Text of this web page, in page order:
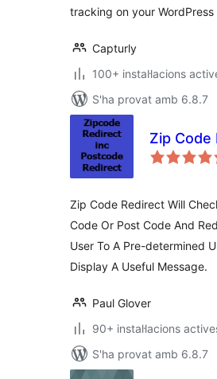
tracking on your WordPress
Capturly
100+ instal·lacions
S'ha provat amb 6.8.7
Zip Code
Zip Code Redirect Will
Code Or Post Code And
User To A Pre-determined
Display A Useful Message.
Paul Glover
90+ instal·lacions
S'ha provat amb 6.8.7